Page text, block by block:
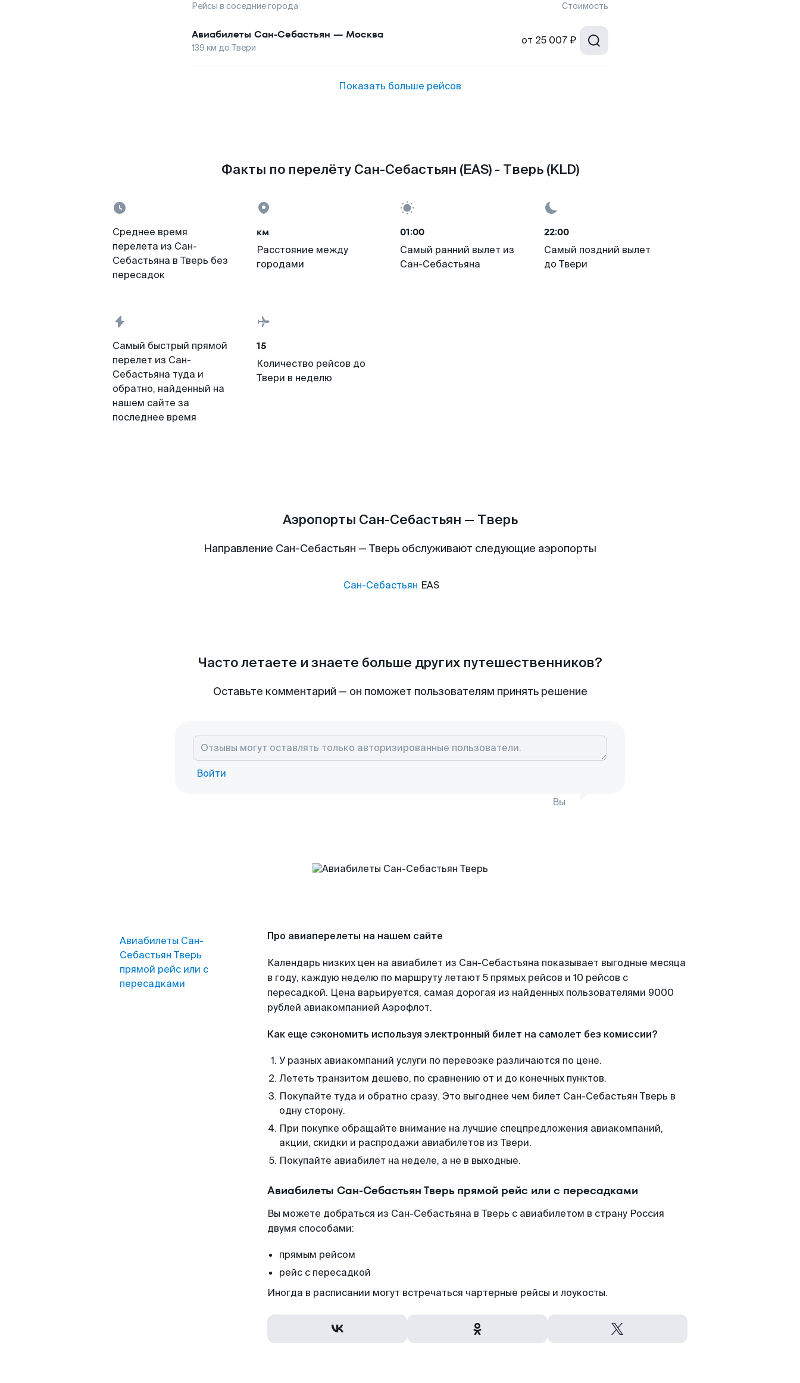
Рейсы в соседние города Стоимость
Авиабилеты Сан-Себастьян — Москва
139 км до Твери
от 25 007 ₽
Показать больше рейсов
Факты по перелёту Сан-Себастьян (EAS) - Тверь (KLD)
Среднее время
перелета из Сан-
Себастьяна в Тверь без
пересадок
км
Расстояние между
городами
01:00
Самый ранний вылет из
Сан-Себастьяна
22:00
Самый поздний вылет
до Твери
Самый быстрый прямой
перелет из Сан-
Себастьяна туда и
обратно, найденный на
нашем сайте за
последнее время
15
Количество рейсов до
Твери в неделю
Аэропорты Сан-Себастьян — Тверь
Направление Сан-Себастьян — Тверь обслуживают следующие аэропорты
Сан-Себастьян EAS
Часто летаете и знаете больше других путешественников?
Оставьте комментарий — он поможет пользователям принять решение
Войти
Вы
Авиабилеты Сан-
Себастьян Тверь
прямой рейс или с
пересадками
Про авиаперелеты на нашем сайте
Календарь низких цен на авиабилет из Сан-Себастьяна показывает выгодные месяца
в году, каждую неделю по маршруту летают 5 прямых рейсов и 10 рейсов с
пересадкой. Цена варьируется, самая дорогая из найденных пользователями 9000
рублей авиакомпанией Аэрофлот.
Как еще сэкономить используя электронный билет на самолет без комиссии?
У разных авиакомпаний услуги по перевозке различаются по цене.
Лететь транзитом дешево, по сравнению от и до конечных пунктов.
Покупайте туда и обратно сразу. Это выгоднее чем билет Сан-Себастьян Тверь в
одну сторону.
При покупке обращайте внимание на лучшие спецпредложения авиакомпаний,
акции, скидки и распродажи авиабилетов из Твери.
Покупайте авиабилет на неделе, а не в выходные.
Авиабилеты Сан-Себастьян Тверь прямой рейс или с пересадками
Вы можете добраться из Сан-Себастьяна в Тверь с авиабилетом в страну Россия
двумя способами:
прямым рейсом
рейс с пересадкой
Иногда в расписании могут встречаться чартерные рейсы и лоукосты.